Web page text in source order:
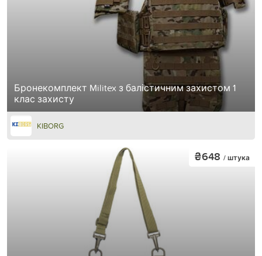
Бронекомплект Militex з балістичним захистом 1
клас захисту
KIBORG
₴648 / штука